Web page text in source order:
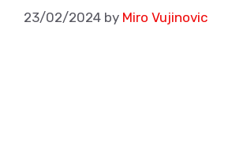
23/02/2024 by Miro Vujinovic